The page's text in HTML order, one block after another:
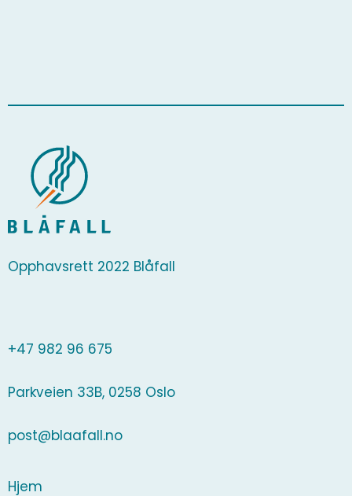
Opphavsrett 2022 Blåfall
+47 982 96 675
Parkveien 33B, 0258 Oslo
post@blaafall.no
Hjem